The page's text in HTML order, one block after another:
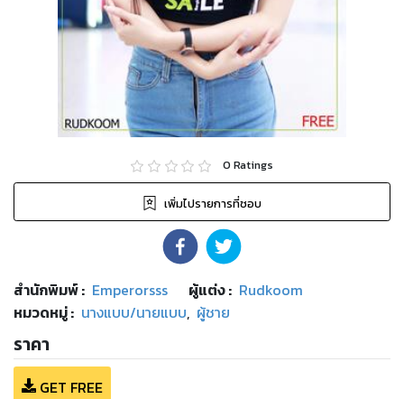
0 Ratings
เพิ่มไปรายการที่ชอบ
สำนักพิมพ์: Emperorsss ผู้แต่ง : Rudkoom
หมวดหมู่: นางแบบ/นายแบบ, ผู้ชาย
ราคา
GET FREE